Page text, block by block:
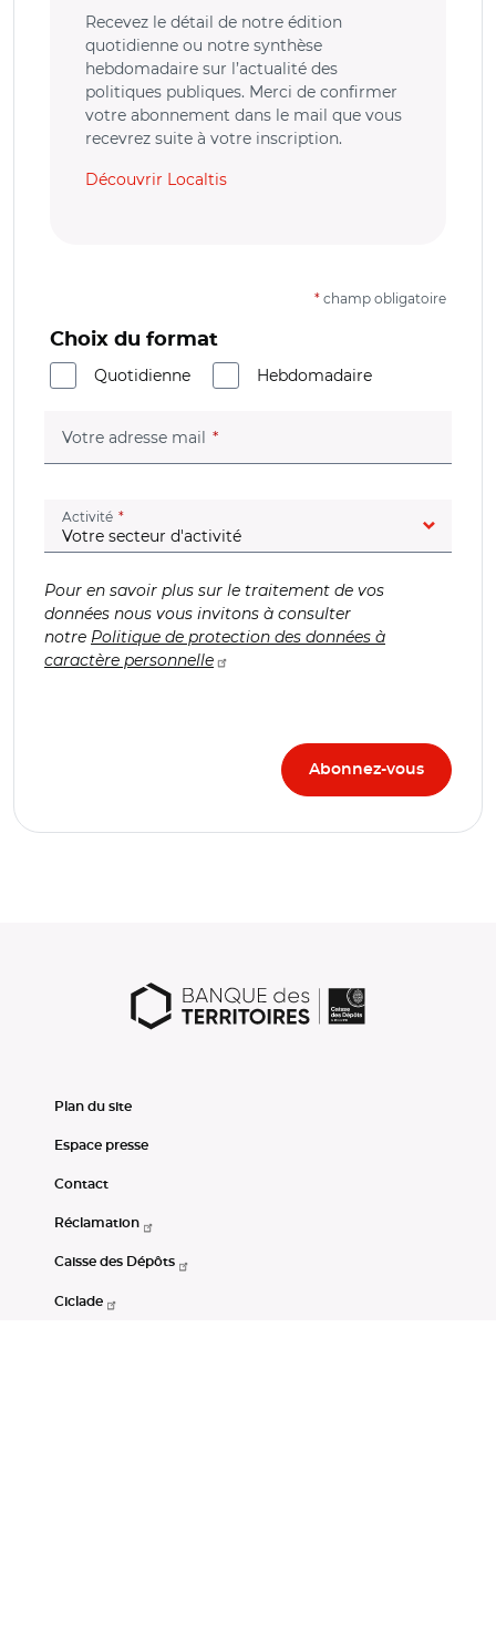
Recevez le détail de notre édition
quotidienne ou notre synthèse
hebdomadaire sur l’actualité des
politiques publiques. Merci de confirmer
votre abonnement dans le mail que vous
recevrez suite à votre inscription.
Découvrir Localtis
* champ obligatoire
Choix du format
Quotidienne
Hebdomadaire
Votre adresse mail (champ obligatoire)
Activité (champ obligatoire)
Pour en savoir plus sur le traitement de vos
données nous vous invitons à consulter
notre Politique de protection des données à
caractère personnelle
Plan du site
Espace presse
Contact
Réclamation
Caisse des Dépôts
Ciclade